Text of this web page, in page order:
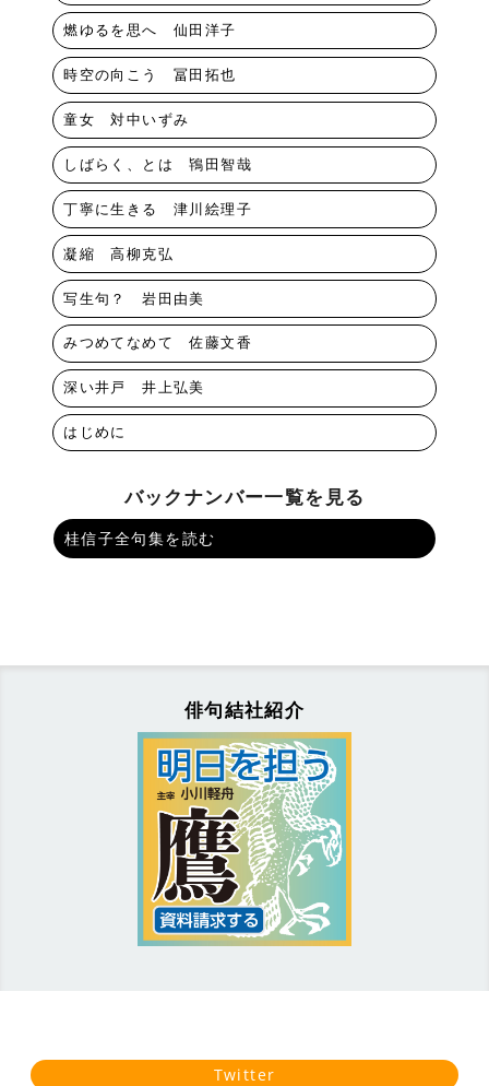
燃ゆるを思へ 仙田洋子
時空の向こう 冨田拓也
童女 対中いずみ
しばらく、とは 鴇田智哉
丁寧に生きる 津川絵理子
凝縮 高柳克弘
写生句？ 岩田由美
みつめてなめて 佐藤文香
深い井戸 井上弘美
はじめに
バックナンバー一覧を見る
桂信子全句集を読む
俳句結社紹介
Twitter